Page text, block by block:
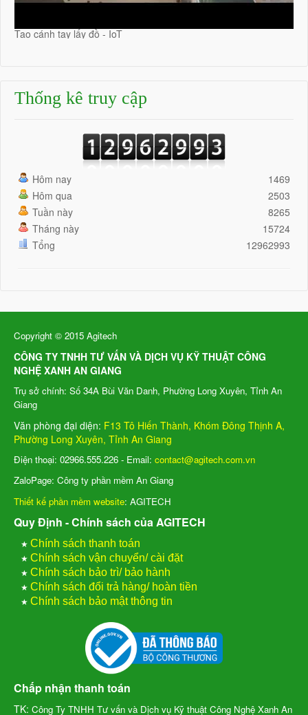
Tạo cánh tay lấy đồ - IoT
Thống kê truy cập
Hôm nay
Hôm qua
Tuần này
Tháng này
Tổng
1469
2503
8265
15724
12962993
Copyright © 2015 Agitech
CÔNG TY TNHH TƯ VẤN VÀ DỊCH VỤ KỸ THUẬT CÔNG
NGHỆ XANH AN GIANG
Trụ sở chính: Số 34A Bùi Văn Danh, Phường Long Xuyên, Tỉnh An
Giang
Văn phòng đại diện: F13 Tô Hiến Thành, Khóm Đông Thịnh A,
Phường Long Xuyên, Tỉnh An Giang
Điện thoại: 02966.555.226 - Email: contact@agitech.com.vn
ZaloPage: Công ty phần mềm An Giang
Thiết kế phần mềm website: AGITECH
Quy Định - Chính sách của AGITECH
★ Chính sách thanh toán
★ Chính sách vận chuyển/ cài đặt
★ Chính sách bảo trì/ bảo hành
★ Chính sách đổi trả hàng/ hoàn tiền
★ Chính sách bảo mật thông tin
Chấp nhận thanh toán
TK: Công Ty TNHH Tư vấn và Dịch vụ Kỹ thuật Công Nghệ Xanh An